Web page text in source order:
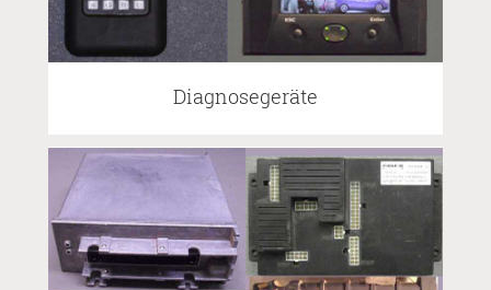
Diagnosegeräte